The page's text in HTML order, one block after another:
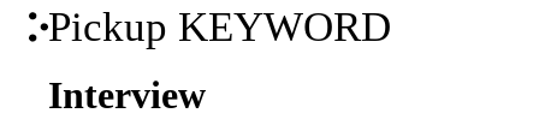
Pickup KEYWORD
Interview